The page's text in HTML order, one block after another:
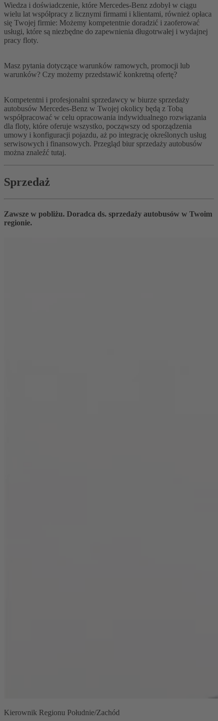
Wiedza i doświadczenie, które Mercedes-Benz zdobył w ciągu
wielu lat współpracy z licznymi firmami i klientami, również opłaca
się Twojej firmie: Możemy kompetentnie doradzić i zaoferować
usługi, które są niezbędne do zapewnienia długotrwałej i wydajnej
pracy floty.
Masz pytania dotyczące warunków ramowych, promocji lub
warunków? Czy możemy przedstawić konkretną ofertę?
Kompetentni i profesjonalni sprzedawcy w biurze sprzedaży
autobusów Mercedes-Benz w Twojej okolicy będą z Tobą
współpracować w celu opracowania indywidualnego rozwiązania
dla floty, które oferuje wszystko, począwszy od sporządzenia
umowy i konfiguracji pojazdu, aż po integrację określonych usług
serwisowych i finansowych. Przegląd biur sprzedaży autobusów
można znaleźć tutaj.
Sprzedaż
Zawsze w pobliżu. Doradca ds. sprzedaży autobusów w Twoim
regionie.
Kierownik Regionu Południe/Zachód